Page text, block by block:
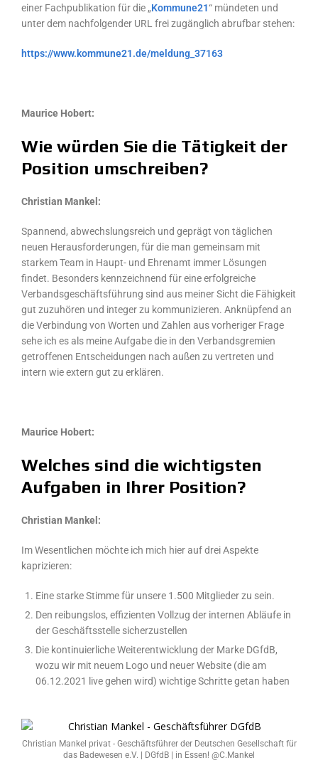
einer Fachpublikation für die „Kommune21“ mündeten und
unter dem nachfolgender URL frei zugänglich abrufbar stehen:
https://www.kommune21.de/meldung_37163
Maurice Hobert:
Wie würden Sie die Tätigkeit der
Position umschreiben?
Christian Mankel:
Spannend, abwechslungsreich und geprägt von täglichen
neuen Herausforderungen, für die man gemeinsam mit
starkem Team in Haupt- und Ehrenamt immer Lösungen
findet. Besonders kennzeichnend für eine erfolgreiche
Verbandsgeschäftsführung sind aus meiner Sicht die Fähigkeit
gut zuzuhören und integer zu kommunizieren. Anknüpfend an
die Verbindung von Worten und Zahlen aus vorheriger Frage
sehe ich es als meine Aufgabe die in den Verbandsgremien
getroffenen Entscheidungen nach außen zu vertreten und
intern wie extern gut zu erklären.
Maurice Hobert:
Welches sind die wichtigsten
Aufgaben in Ihrer Position?
Christian Mankel:
Im Wesentlichen möchte ich mich hier auf drei Aspekte
kaprizieren:
Eine starke Stimme für unsere 1.500 Mitglieder zu sein.
Den reibungslos, effizienten Vollzug der internen Abläufe in
der Geschäftsstelle sicherzustellen
Die kontinuierliche Weiterentwicklung der Marke DGfdB,
wozu wir mit neuem Logo und neuer Website (die am
06.12.2021 live gehen wird) wichtige Schritte getan haben
Christian Mankel privat - Geschäftsführer der Deutschen Gesellschaft für
das Badewesen e.V. | DGfdB | in Essen! @C.Mankel